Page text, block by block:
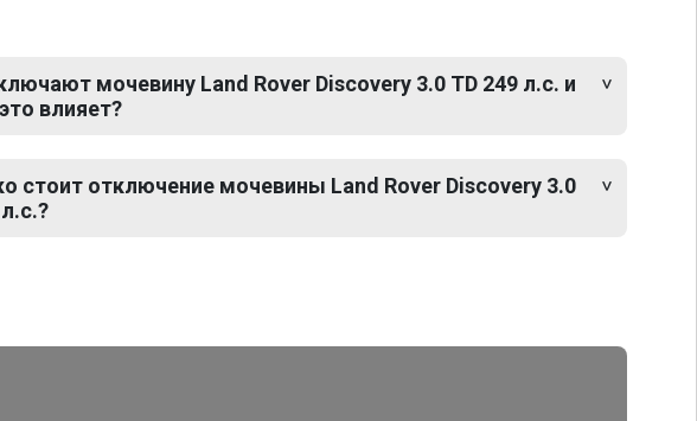
мочевину Land Rover Discovery 3.0 TD 249 л.с. и
влияет?
стоит отключение мочевины Land Rover Discovery 3.0